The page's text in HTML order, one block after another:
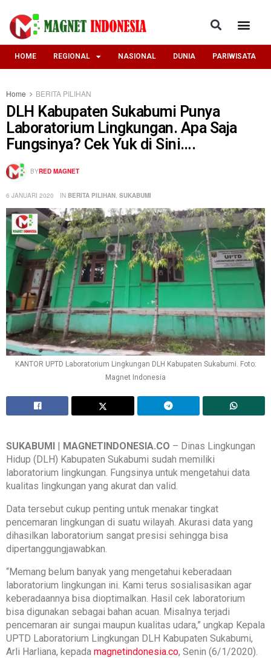
HOME REGIONAL NASIONAL DUNIA PARIWISATA
Home BERITA PILIHAN
DLH Kabupaten Sukabumi Punya
Laboratorium Lingkungan. Apa Saja
Fungsinya? Cek Yuk di Sini….
BYRED MAGNET
6 JANUARI 2020 IN BERITA PILIHAN SUKABUMI
KANTOR UPTD Laboratorium Lingkungan DLH Kabupaten Sukabumi. Foto:
Magnet Indonesia
SUKABUMI | MAGNETINDONESIA.CO – Dinas Lingkungan
Hidup (DLH) Kabupaten Sukabumi sudah memiliki
laboratorium lingkungan. Fungsinya untuk mengetahui data
kualitas lingkungan yang akurat dan valid.
Data tersebut cukup penting untuk menakar tingkat
pencemaran lingkungan di suatu wilayah. Akurasi data yang
dihasilkan laboratorium sangat presisi sehingga bisa
dipertanggungjawabkan.
“Memang belum banyak yang mengetahui keberadaan
laboratorium lingkungan ini. Kami terus sosialisasikan agar
keberadaannya bisa dioptimalkan. Hasil cek laboratorium
bisa digunakan sebagai bahan acuan. Misalnya terjadi
pencemaran air sungai maupun kualitas udara,” ungkap Kepala
UPTD Laboratorium Lingkungan DLH Kabupaten Sukabumi,
Arli Harliana, kepada magnetindonesia.co, Senin (6/1/2020).